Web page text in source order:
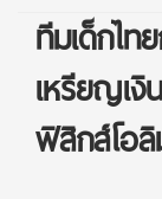
ทีมเด็กไ
เหรียญเ
ฟิสิกส์โอ